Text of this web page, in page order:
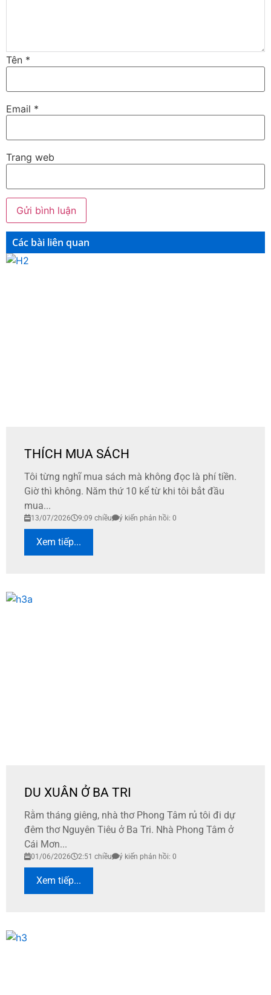
Tên *
Email *
Trang web
Các bài liên quan
THÍCH MUA SÁCH
Tôi từng nghĩ mua sách mà không đọc là phí tiền.
Giờ thì không. Năm thứ 10 kể từ khi tôi bắt đầu
mua...
13/07/2026 9:09 chiều ý kiến phản hồi: 0
Xem tiếp...
DU XUÂN Ở BA TRI
Rằm tháng giêng, nhà thơ Phong Tâm rủ tôi đi dự
đêm thơ Nguyên Tiêu ở Ba Tri. Nhà Phong Tâm ở
Cái Mơn...
01/06/2026 2:51 chiều ý kiến phản hồi: 0
Xem tiếp...